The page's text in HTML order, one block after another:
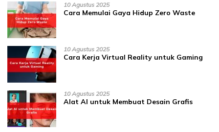
10 Agustus 2025
Cara Memulai Gaya Hidup Zero Waste
10 Agustus 2025
Cara Kerja Virtual Reality untuk Gaming
10 Agustus 2025
Alat AI untuk Membuat Desain Grafis